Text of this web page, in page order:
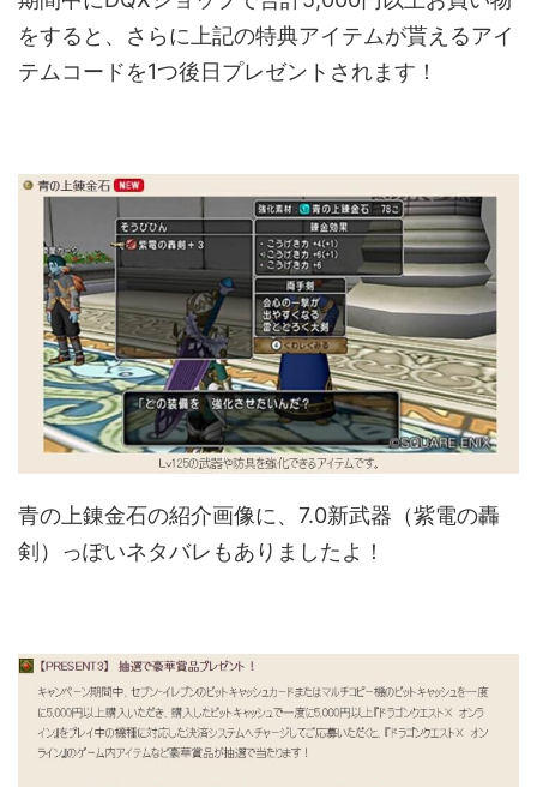
をすると、さらに上記の特典アイテムが貰えるアイ
テムコードを1つ後日プレゼントされます！
青の上錬金石の紹介画像に、7.0新武器（紫電の轟
剣）っぽいネタバレもありましたよ！